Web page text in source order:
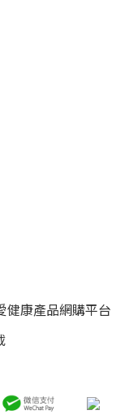
健康產品網購平台